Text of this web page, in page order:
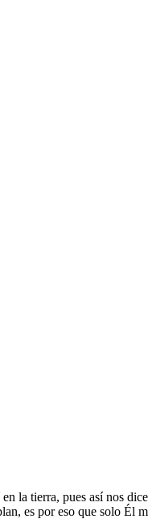
la tierra, pues así nos
es por eso que solo Él